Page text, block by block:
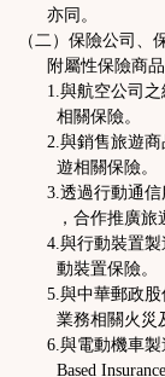
亦同。
（二）保險公司
附屬性保險商品
1.與航空公司之
相關保險。
2.與銷售旅遊商
遊相關保險。
3.透過行動通信
，合作推廣旅遊
4.與行動裝置製
動裝置保險。
5.與中華郵政股
業務相關火災及
6.與電動機車製
Based Insurance